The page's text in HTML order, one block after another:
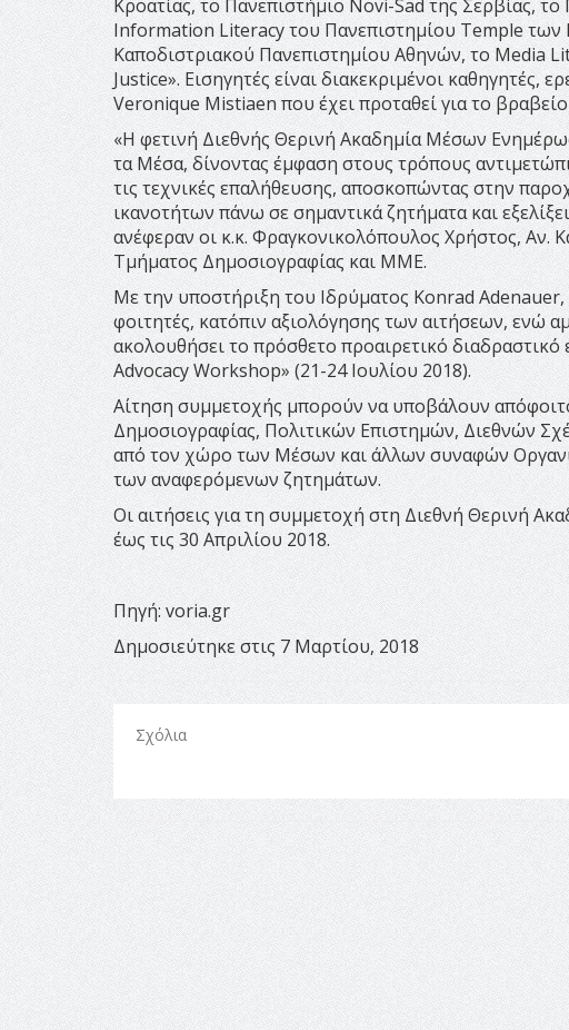
Κροατίας, το Πανεπιστήμιο Novi-Sad της Σερβίας,
Information Literacy του Πανεπιστημίου Temple
Καποδιστριακού Πανεπιστημίου Αθηνών, το Media
Justice». Εισηγητές είναι διακεκριμένοι
Veronique Mistiaen που έχει προταθεί για το
«Η φετινή Διεθνής Θερινή Ακαδημία Μέσων
τα Μέσα, δίνοντας έμφαση στους τρόπους
τις τεχνικές επαλήθευσης, αποσκοπώντας στην
ικανοτήτων πάνω σε σημαντικά ζητήματα και
ανέφεραν οι κ.κ. Φραγκονικολόπουλος Χρήστος, Αν.
Τμήματος Δημοσιογραφίας και ΜΜΕ.
Με την υποστήριξη του Ιδρύματος Konrad
φοιτητές, κατόπιν αξιολόγησης των αιτήσεων, ενώ
ακολουθήσει το πρόσθετο προαιρετικό
Advocacy Workshop» (21-24 Ιουλίου 2018).
Αίτηση συμμετοχής μπορούν να υποβάλουν
Δημοσιογραφίας, Πολιτικών Επιστημών, Διεθνών
από τον χώρο των Μέσων και άλλων συναφών
των αναφερόμενων ζητημάτων.
Οι αιτήσεις για τη συμμετοχή στη Διεθνή Θερινή
έως τις 30 Απριλίου 2018.
Πηγή: voria.gr
Δημοσιεύτηκε στις 7 Μαρτίου, 2018
Σχόλια